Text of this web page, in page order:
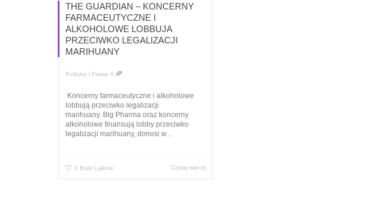
THE GUARDIAN – KONCERNY
FARMACEUTYCZNE I
ALKOHOLOWE LOBBUJA
PRZECIWKO LEGALIZACJI
MARIHUANY
Polityka i Prawo 0
Koncerny farmaceutyczne i alkoholowe
lobbują przeciwko legalizacji
marihuany. Big Pharma oraz koncerny
alkoholowe finansują lobby przeciwko
legalizacji marihuany, donosi w...
0 Brak Lajków Czytaj więcej